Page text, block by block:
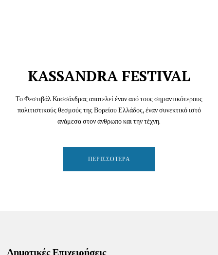
KASSANDRA FESTIVAL
Το Φεστιβάλ Κασσάνδρας αποτελεί έναν από τους σημαντικότερους
πολιτιστικούς θεσμούς της Βορείου Ελλάδος, έναν συνεκτικό ιστό
ανάμεσα στον άνθρωπο και την τέχνη.
ΠΕΡΙΣΣΌΤΕΡΑ
Δημοτικές Επιχειρήσεις